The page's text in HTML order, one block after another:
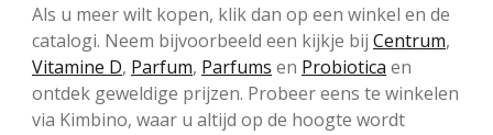
Als u meer wilt kopen, klik dan op een winkel en de
catalogi. Neem bijvoorbeeld een kijkje bij Centrum,
Vitamine D, Parfum, Parfums en Probiotica en
ontdek geweldige prijzen. Probeer eens te winkelen
via Kimbino, waar u altijd op de hoogte wordt